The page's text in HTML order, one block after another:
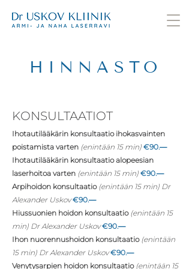
HINNASTO
KONSULTAATIOT
Ihotautilääkärin konsultaatio ihokasvainten
poistamista varten (enintään 15 min) €90.—
Ihotautilääkärin konsultaatio alopeesian
laserhoitoa varten (enintään 15 min) €90.—
Arpihoidon konsultaatio (enintään 15 min) Dr
Alexander Uskov €90.—
Hiussuonien hoidon konsultaatio (enintään 15
min) Dr Alexander Uskov €90.—
Ihon nuorennushoidon konsultaatio (enintään
15 min) Dr Alexander Uskov €90.—
Venytysarpien hoidon konsultaatio (enintään 15